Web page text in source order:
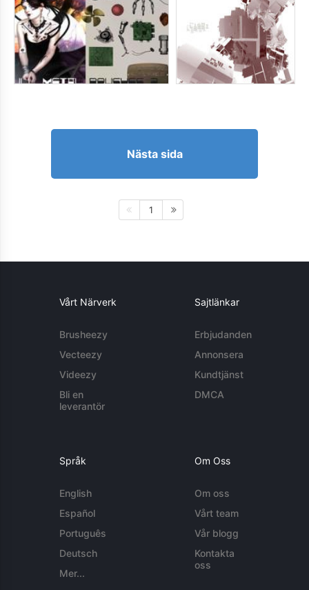
Nästa sida
1
Vårt Närverk
Brusheezy
Vecteezy
Videezy
Bli en
leverantör
Sajtlänkar
Erbjudanden
Annonsera
Kundtjänst
DMCA
Språk
English
Español
Português
Deutsch
Mer...
Om Oss
Om oss
Vårt team
Vår blogg
Kontakta
oss